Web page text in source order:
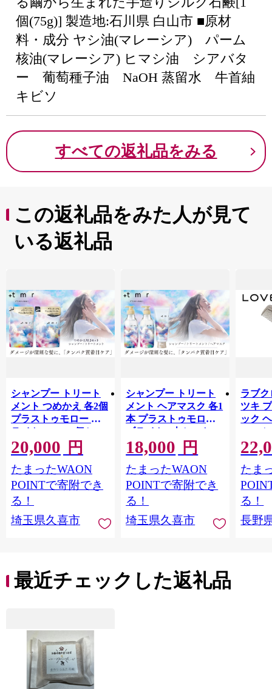
個(75g)] 製造地:石川県 白山市 ■原材
料・成分 ヤシ油(マレーシア) パーム
核油(マレーシア) ヒマシ油 シアバタ
ー 葡萄種子油 NaOH 蒸留水 牛首紬
キビソ
すべての返礼品をみる
この返礼品をみた人が見て
いる返礼品
シャンプー トリート
メント つめかえ 各2個
プラストゥモロー ブ
ライト 400ml 4個セッ
ト | 美容 ヘアケア つ
めかえ 詰め替え ブリ
ーチ 口コミ 香り リピ
ート ランキング ロン
グ ストレート サラサ
ラ 洗い上がり パサつ
き カラー 髪 保湿 ダメ
デイ
20,000 円
たまったWAON
POINTで寄附でき
る！
埼玉県久喜市
シャンプー トリート
メント ヘアマスク 各1
本 プラストゥモロー
ブライト 3本セット |
美容 ヘアケア つめか
え 詰め替え ブリーチ
口コミ 香り リピート
ランキング ロング ス
トレート サラサラ 洗
い上がり パサつき カ
ラー 髪 保湿 ダメージ
ファイントゥデイ
18,000 円
たまったWAON
POINTで寄附でき
る！
埼玉県久喜市
ラブク
ツキ
ック
コーム
つや
市
たま
る！
長野
最近チェックした返礼品